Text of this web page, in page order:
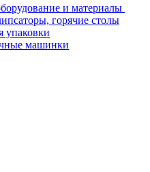
и материалы
горячие столы
упаковки
машинки